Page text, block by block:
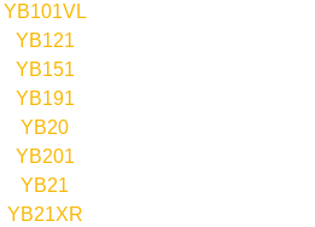
YB101VL
YB121
YB151
YB191
YB20
YB201
YB21
YB21XR